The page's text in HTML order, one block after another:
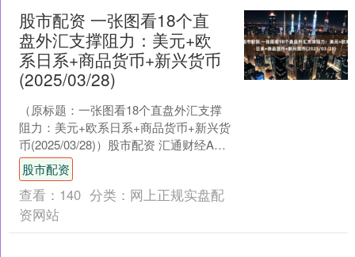
股市配资 一张图看18个直
盘外汇支撑阻力：美元+欧
系日系+商品货币+新兴货币
(2025/03/28)
（原标题：一张图看18个直盘外汇支撑
阻力：美元+欧系日系+商品货币+新兴货
币(2025/03/28)）股市配资 汇通财经APP
讯——一张图看直盘支撑阻力：美元+....
股市配资
查看： 140 分类： 网上正规实盘配
资网站